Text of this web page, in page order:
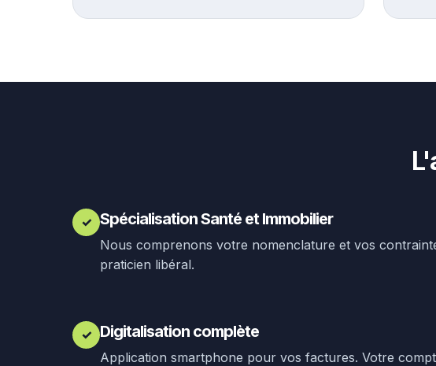
✓ Spécialisation Santé et Immobilier
Nous comprenons votre nomenclature et vos
praticien libéral.
✓ Digitalisation complète
Application smartphone pour vos factures. Votre